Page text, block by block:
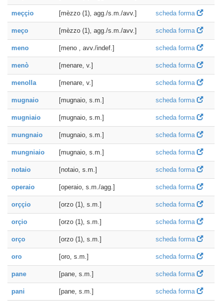
meççio [mèzzo (1), agg./s.m./avv.] scheda forma
meço [mèzzo (1), agg./s.m./avv.] scheda forma
meno [meno , avv./indef.] scheda forma
menò [menare, v.] scheda forma
menolla [menare, v.] scheda forma
mugnaio [mugnaio, s.m.] scheda forma
mugniaio [mugnaio, s.m.] scheda forma
mungnaio [mugnaio, s.m.] scheda forma
mungniaio [mugnaio, s.m.] scheda forma
notaio [notaio, s.m.] scheda forma
operaio [operaio, s.m./agg.] scheda forma
orççio [orzo (1), s.m.] scheda forma
orçio [orzo (1), s.m.] scheda forma
orço [orzo (1), s.m.] scheda forma
oro [oro, s.m.] scheda forma
pane [pane, s.m.] scheda forma
pani [pane, s.m.] scheda forma